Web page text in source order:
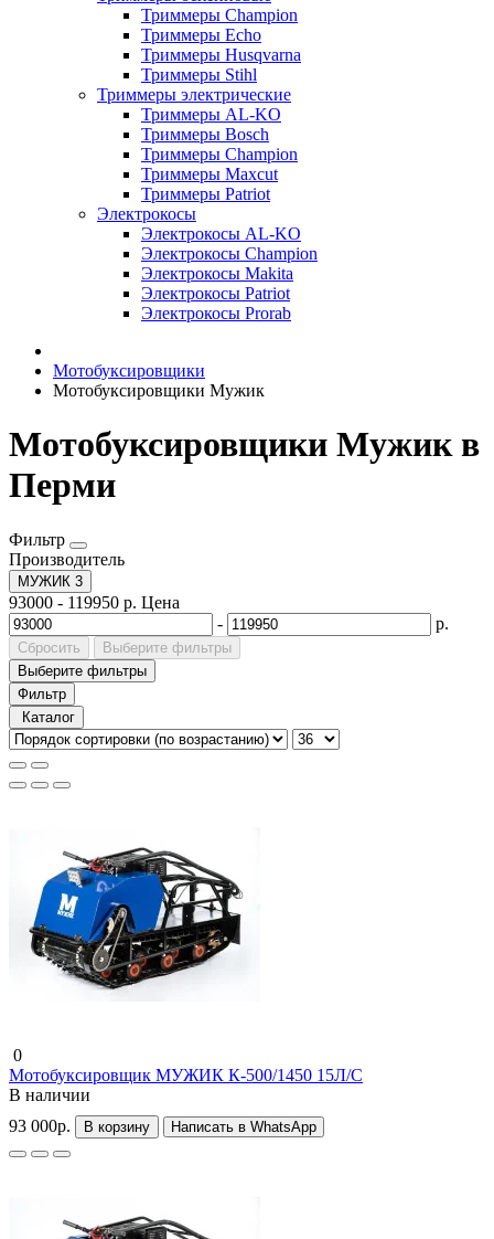
Триммеры Champion
Триммеры Echo
Триммеры Husqvarna
Триммеры Stihl
Триммеры электрические
Триммеры AL-KO
Триммеры Bosch
Триммеры Champion
Триммеры Maxcut
Триммеры Patriot
Электрокосы
Электрокосы AL-KO
Электрокосы Champion
Электрокосы Makita
Электрокосы Patriot
Электрокосы Prorab
Мотобуксировщики
Мотобуксировщики Мужик
Мотобуксировщики Мужик в
Перми
Фильтр
Производитель
МУЖИК 3
93000 - 119950 р. Цена
-
р.
Сбросить
Выберите фильтры
Выберите фильтры
Фильтр
Каталог
0
Мотобуксировщик МУЖИК К-500/1450 15Л/С
В наличии
93 000р.
В корзину Написать в WhatsApp